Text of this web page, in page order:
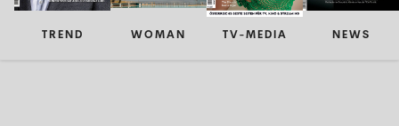
TREND WOMAN TV-MEDIA NEWS